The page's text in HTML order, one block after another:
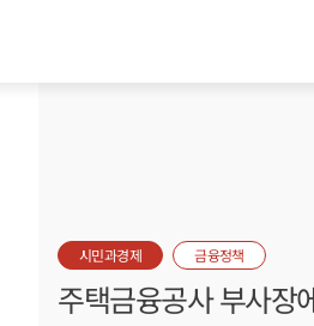
시민과경제 금융정책
주택금융공사 부사장